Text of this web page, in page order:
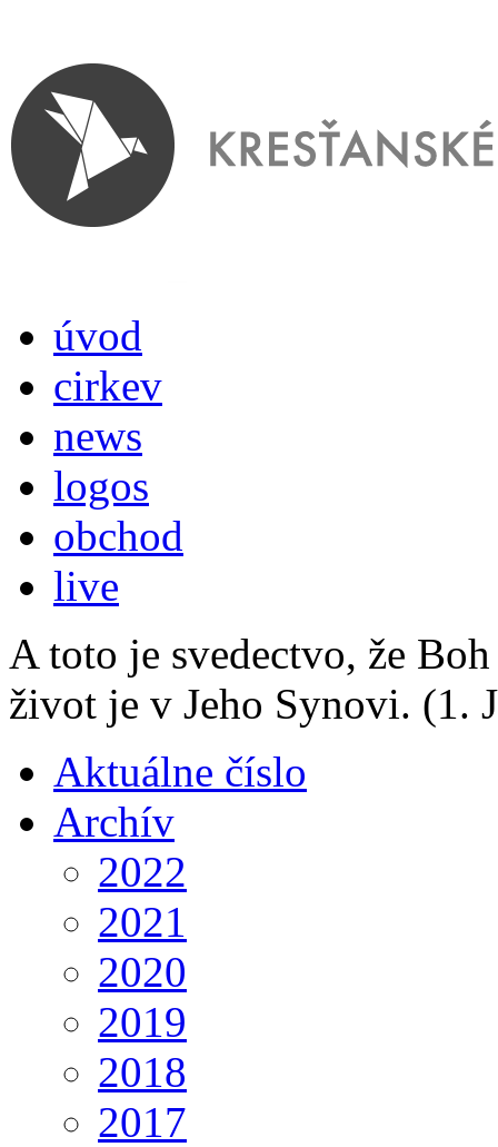
úvod
cirkev
news
logos
obchod
live
A toto je svedectvo, že
život je v Jeho Synovi. (1.
Aktuálne číslo
Archív
2022
2021
2020
2019
2018
2017